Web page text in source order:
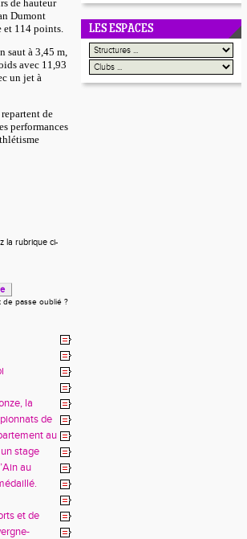
de hauteur
Dumont
et 114 points.
saut à 3,45 m,
avec 11,93
un jet à
de
performances
la rubrique ci-
de passe oublié ?
la
de
au
stage
au
et de
LES ESPACES